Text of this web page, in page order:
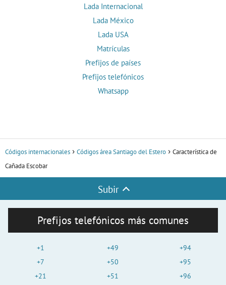
Lada Internacional
Lada México
Lada USA
Matrículas
Prefijos de países
Prefijos telefónicos
Whatsapp
Códigos internacionales Códigos área Santiago del Estero
Característica de
Cañada Escobar
Subir
Prefijos telefónicos más comunes
+1
+7
+21
+49
+50
+51
+94
+95
+96